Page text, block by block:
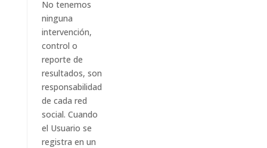
No tenemos
ninguna
intervención,
control o
reporte de
resultados, son
responsabilidad
de cada red
social. Cuando
el Usuario se
registra en un